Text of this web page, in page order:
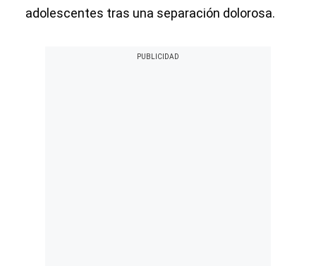
adolescentes tras una separación dolorosa.